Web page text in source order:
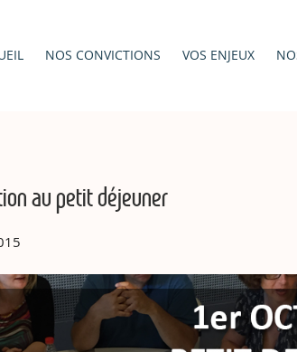
NOS CONVICTIONS VOS ENJEUX
au petit déjeuner